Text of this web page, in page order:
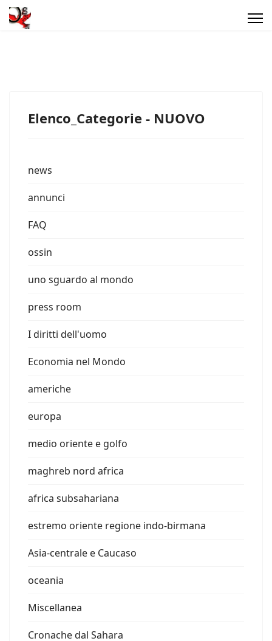
Elenco_Categorie - NUOVO
news
annunci
FAQ
ossin
uno sguardo al mondo
press room
I diritti dell'uomo
Economia nel Mondo
americhe
europa
medio oriente e golfo
maghreb nord africa
africa subsahariana
estremo oriente regione indo-birmana
Asia-centrale e Caucaso
oceania
Miscellanea
Cronache dal Sahara